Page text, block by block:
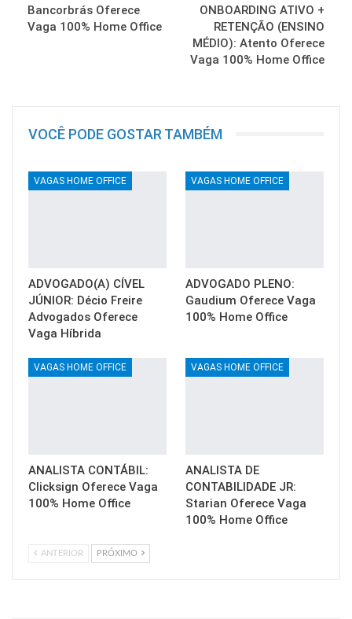
Bancorbrás Oferece
Vaga 100% Home Office
ONBOARDING ATIVO +
RETENÇÃO (ENSINO
MÉDIO): Atento Oferece
Vaga 100% Home Office
VOCÊ PODE GOSTAR TAMBÉM
VAGAS HOME OFFICE
ADVOGADO(A) CÍVEL
JÚNIOR: Décio Freire
Advogados Oferece
Vaga Híbrida
VAGAS HOME OFFICE
ADVOGADO PLENO:
Gaudium Oferece Vaga
100% Home Office
VAGAS HOME OFFICE
ANALISTA CONTÁBIL:
Clicksign Oferece Vaga
100% Home Office
VAGAS HOME OFFICE
ANALISTA DE
CONTABILIDADE JR:
Starian Oferece Vaga
100% Home Office
ANTERIOR PRÓXIMO